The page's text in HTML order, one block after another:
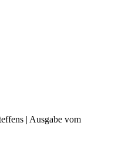
| Ausgabe vom